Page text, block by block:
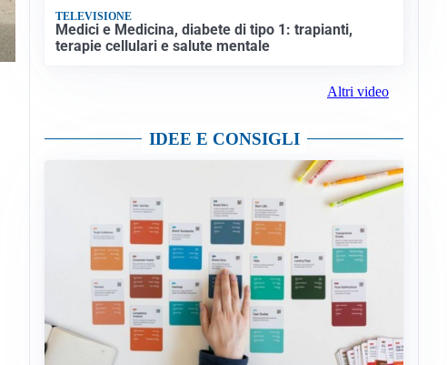
TELEVISIONE
Medici e Medicina, diabete di tipo 1: trapianti,
terapie cellulari e salute mentale
Altri video
IDEE E CONSIGLI